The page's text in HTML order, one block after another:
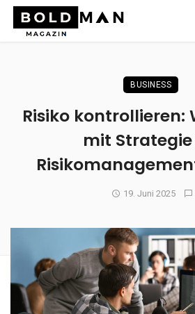
BUSINESS
Risiko kontrollieren:
mit
19. Juni 2025